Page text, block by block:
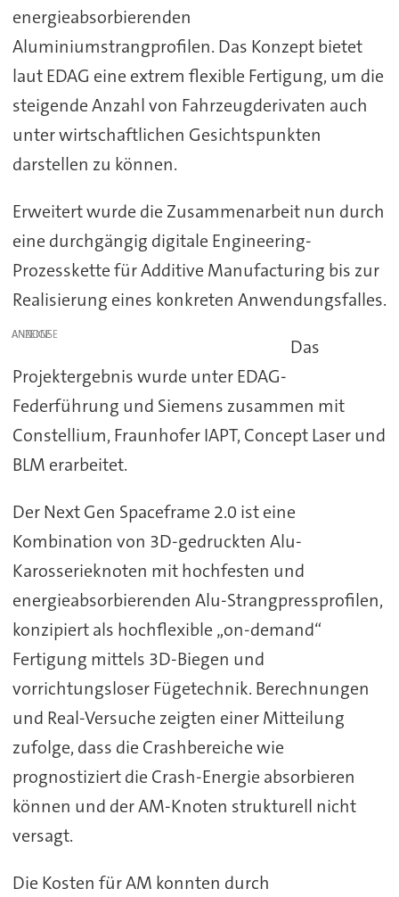
energieabsorbierenden
Aluminiumstrangprofilen. Das Konzept bietet
laut EDAG eine extrem flexible Fertigung, um die
steigende Anzahl von Fahrzeugderivaten auch
unter wirtschaftlichen Gesichtspunkten
darstellen zu können.
Erweitert wurde die Zusammenarbeit nun durch
eine durchgängig digitale Engineering-
Prozesskette für Additive Manufacturing bis zur
Realisierung eines konkreten Anwendungsfalles.
ANZEIGE
Das
Projektergebnis wurde unter EDAG-
Federführung und Siemens zusammen mit
Constellium, Fraunhofer IAPT, Concept Laser und
BLM erarbeitet.
Der Next Gen Spaceframe 2.0 ist eine
Kombination von 3D-gedruckten Alu-
Karosserieknoten mit hochfesten und
energieabsorbierenden Alu-Strangpressprofilen,
konzipiert als hochflexible „on-demand“
Fertigung mittels 3D-Biegen und
vorrichtungsloser Fügetechnik. Berechnungen
und Real-Versuche zeigten einer Mitteilung
zufolge, dass die Crashbereiche wie
prognostiziert die Crash-Energie absorbieren
können und der AM-Knoten strukturell nicht
versagt.
Die Kosten für AM konnten durch